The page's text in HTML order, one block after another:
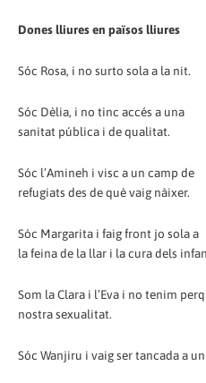
Dones lliures en països lliures
Sóc Rosa, i no surto sola a la nit.
Sóc Dèlia, i no tinc accés a una
sanitat pública i de qualitat.
Sóc l’Amineh i visc a un camp de
refugiats des de què vaig nàixer.
Sóc Margarita i faig front jo sola a
la feina de la llar i la cura dels
Som la Clara i l’Eva i no tenim
nostra sexualitat.
Sóc Wanjiru i vaig ser tancada a